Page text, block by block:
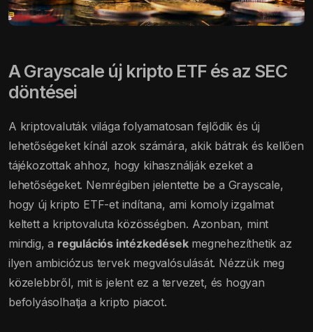
A Grayscale új kripto ETF és az SEC
döntései
A kriptovaluták világa folyamatosan fejlődik és új
lehetőségeket kínál azok számára, akik bátrak és kellően
tájékozottak ahhoz, hogy kihasználják ezeket a
lehetőségeket. Nemrégiben jelentette be a Grayscale,
hogy új kripto ETF-et indítana, ami komoly izgalmat
keltett a kriptovaluta közösségben. Azonban, mint
mindig, a regulációs intézkedésekmegnehezíthetik az
ilyen ambiciózus tervek megvalósulását. Nézzük meg
közelebbről, mit is jelent ez a tervezet, és hogyan
befolyásolhatja a kripto piacot.